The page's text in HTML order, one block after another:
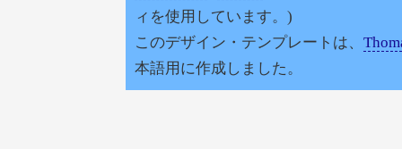
ィを使用しています。)
このデザイン・テンプレートは、
本語用に作成しました。